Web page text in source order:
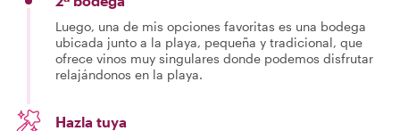
Luego, una de mis opciones favoritas es una bodega
ubicada junto a la playa, pequeña y tradicional, que
ofrece vinos muy singulares donde podemos disfrutar
relajándonos en la playa.
Hazla tuya